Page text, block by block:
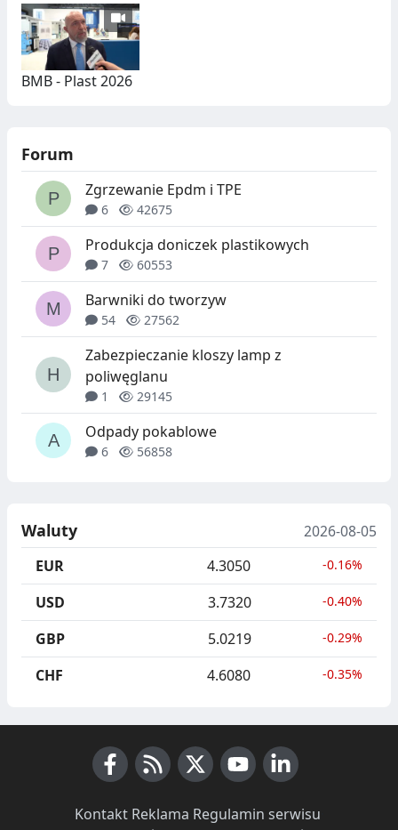
BMB - Plast 2026
Forum
Zgrzewanie Epdm i TPE
6 42675
Produkcja doniczek plastikowych
7 60553
Barwniki do tworzyw
54 27562
Zabezpieczanie kloszy lamp z
poliwęglanu
1 29145
Odpady pokablowe
6 56858
Waluty
2026-08-05
EUR
4.3050 -0.16%
USD 3.7320 -0.40%
GBP 5.0219 -0.29%
CHF 4.6080 -0.35%
Kontakt· Reklama Regulamin serwisu